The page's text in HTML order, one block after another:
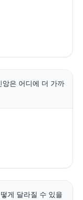
은 어디에 더 가까
게 달라질 수 있을